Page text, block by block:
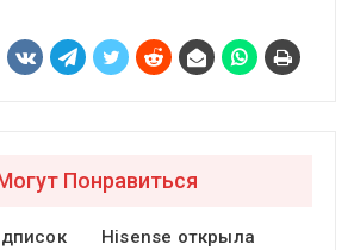
Понравиться
Hisense открыла